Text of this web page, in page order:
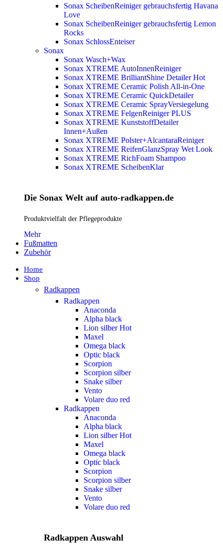
Sonax ScheibenReiniger gebrauchsfertig Havana
Love
Sonax ScheibenReiniger gebrauchsfertig Lemon
Rocks
Sonax SchlossEnteiser
Sonax
Sonax Wasch+Wax
Sonax XTREME AutoInnenReiniger
Sonax XTREME BrilliantShine DetailerHot
Sonax XTREME Ceramic Polish All-in-One
Sonax XTREME Ceramic QuickDetailer
Sonax XTREME Ceramic SprayVersiegelung
Sonax XTREME FelgenReiniger PLUS
Sonax XTREME KunststoffDetailer
Innen+Außen
Sonax XTREME Polster+AlcantaraReiniger
Sonax XTREME ReifenGlanzSpray Wet Look
Sonax XTREME RichFoam Shampoo
Sonax XTREME ScheibenKlar
Die Sonax Welt auf auto-radkappen.de
Produktvielfalt der Pflegeprodukte
Mehr
Fußmatten
Zubehör
Home
Shop
Radkappen
Radkappen
Anaconda
Alpha black
Lion silberHot
Maxel
Omega black
Optic black
Scorpion
Scorpion silber
Snake silber
Vento
Volare duo red
Radkappen
Anaconda
Alpha black
Lion silberHot
Maxel
Omega black
Optic black
Scorpion
Scorpion silber
Snake silber
Vento
Volare duo red
Radkappen Auswahl